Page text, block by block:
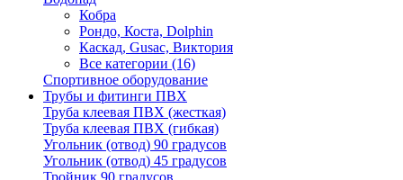
Кобра
Рондо, Коста, Dolphin
Каскад, Gusac, Виктория
Все категории (16)
Спортивное оборудование
Трубы и фитинги ПВХ
Труба клеевая ПВХ (жесткая)
Труба клеевая ПВХ (гибкая)
Угольник (отвод) 90 градусов
Угольник (отвод) 45 градусов
Тройник 90 градусов